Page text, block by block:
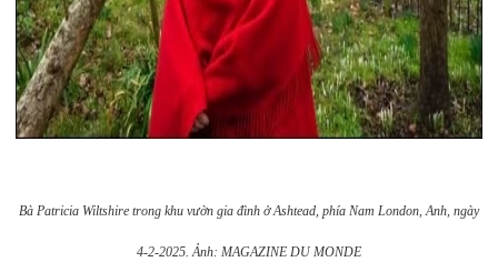
Bà Patricia Wiltshire trong khu vườn gia đình ở Ashtead, phía Nam London, Anh, ngày
4-2-2025.Ảnh: MAGAZINE DU MONDE